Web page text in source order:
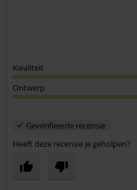
Kwaliteit
Ontwerp
Geverifieerde recensie
Heeft deze recensie je geholpen?